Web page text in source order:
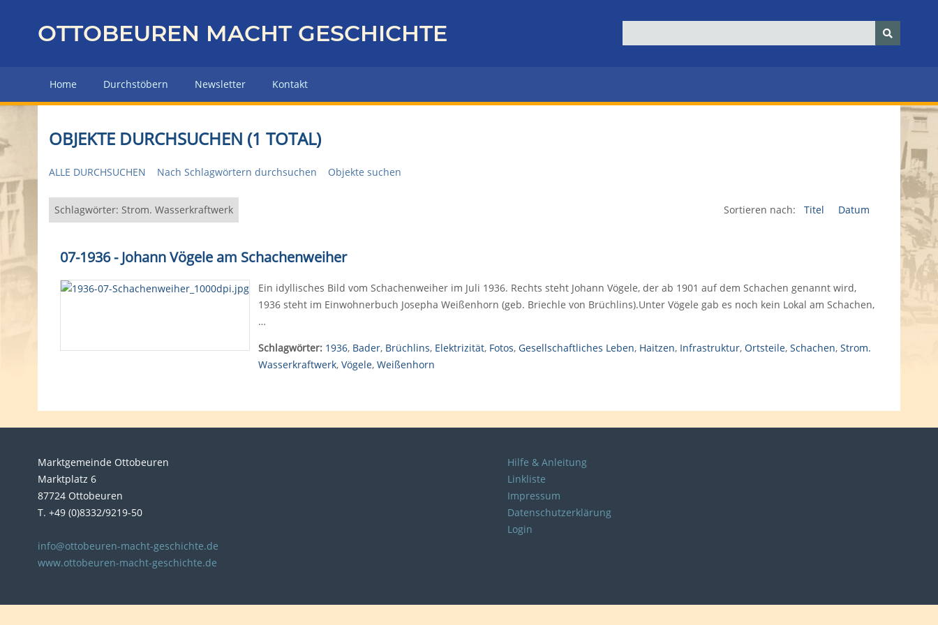
z
r
H
u
p
e
OTTOBEUREN MACHT GESCHICHTE
Home Durchstöbern Newsletter Kontakt
OBJEKTE DURCHSUCHEN (1 TOTAL)
ALLE DURCHSUCHEN Nach Schlagwörtern durchsuchen Objekte suchen
Schlagwörter: Strom. Wasserkraftwerk Sortieren nach: Titel Datum
07-1936 - Johann Vögele am Schachenweiher
Ein idyllisches Bild vom Schachenweiher im Juli 1936. Rechts steht Johann Vögele, der ab 1901 auf dem Schachen genannt wird,
1936 steht im Einwohnerbuch Josepha Weißenhorn (geb. Briechle von Brüchlins).Unter Vögele gab es noch kein Lokal am Schachen,
…
Schlagwörter: 1936, Bader, Brüchlins, Elektrizität, Fotos, Gesellschaftliches Leben, Haitzen, Infrastruktur, Ortsteile, Schachen, Strom.
Wasserkraftwerk, Vögele, Weißenhorn
Marktgemeinde Ottobeuren
Marktplatz 6
87724 Ottobeuren
T. +49 (0)8332/9219-50
info@ottobeuren-macht-geschichte.de
www.ottobeuren-macht-geschichte.de
Hilfe & Anleitung
Linkliste
Impressum
Datenschutzerklärung
Login